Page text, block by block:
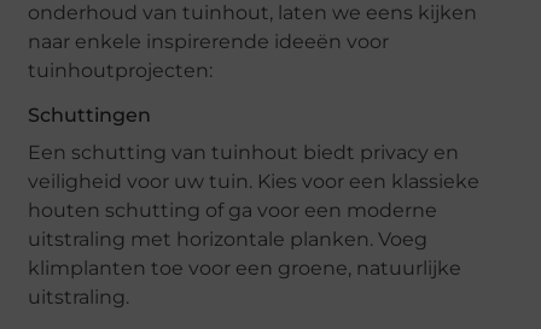
onderhoud van tuinhout, laten we eens kijken
naar enkele inspirerende ideeën voor
tuinhoutprojecten:
Schuttingen
Een schutting van tuinhout biedt privacy en
veiligheid voor uw tuin. Kies voor een klassieke
houten schutting of ga voor een moderne
uitstraling met horizontale planken. Voeg
klimplanten toe voor een groene, natuurlijke
uitstraling.